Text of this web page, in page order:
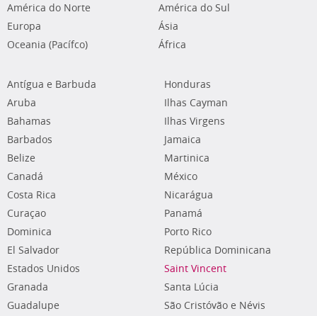
América do Norte
América do Sul
Europa
Ásia
Oceania (Pacífco)
África
Antígua e Barbuda
Aruba
Bahamas
Barbados
Belize
Canadá
Costa Rica
Curaçao
Dominica
El Salvador
Estados Unidos
Granada
Guadalupe
Honduras
Ilhas Cayman
Ilhas Virgens
Jamaica
Martinica
México
Nicarágua
Panamá
Porto Rico
República Dominicana
Saint Vincent
Santa Lúcia
São Cristóvão e Névis